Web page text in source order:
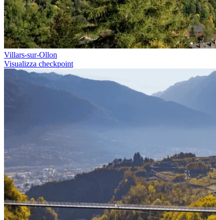
Scarica GPX
Villars-sur-Ollon
Visualizza checkpoint